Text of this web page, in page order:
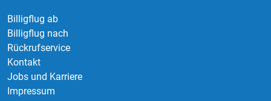
Billigflug ab
Billigflug nach
Rückrufservice
Kontakt
Jobs und Karriere
Impressum